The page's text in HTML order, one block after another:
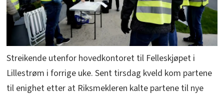
Streikende utenfor hovedkontoret til Felleskjøpet i
Lillestrøm i forrige uke. Sent tirsdag kveld kom partene
til enighet etter at Riksmekleren kalte partene til nye